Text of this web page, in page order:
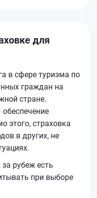
для
в сфере туризма по
граждан на
стране.
этого, страховка
в других, не
рубеж есть
при выборе